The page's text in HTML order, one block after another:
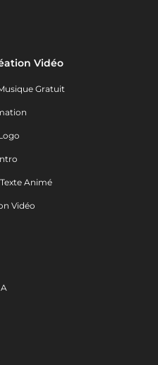
Vidéo
Gratuit
Animé
Vidéo